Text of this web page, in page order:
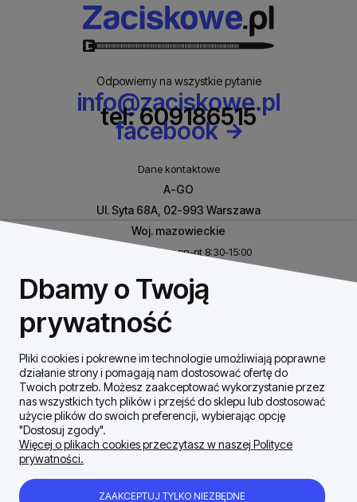
Odpowiemy na wszystkie pytanie
info@zaciskowe.pl
tel: 609186515
facebook
Dane kontaktowe
A-GO
Ul. Syta 68A, 02-993 Warszawa
Woj. mazowieckie
Biuro czynne w pn-pt 8:30-15:00
REGON: 146926170
Szybki Kontakt
Dostawa / płatności
Dbamy o Twoją
prywatność
Pliki cookies i pokrewne im technologie umożliwiają poprawne
działanie strony i pomagają nam dostosować ofertę do
Twoich potrzeb. Możesz zaakceptować wykorzystanie przez
nas wszystkich tych plików i przejść do sklepu lub dostosować
użycie plików do swoich preferencji, wybierając opcję
"Dostosuj zgody".
Więcej o plikach cookies przeczytasz w naszej Polityce
prywatności.
ZAAKCEPTUJ TYLKO NIEZBĘDNE